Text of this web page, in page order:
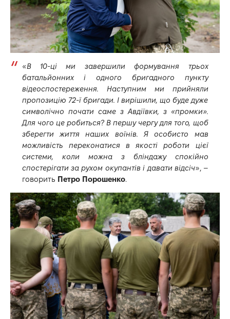
«В 10-ці ми завершили формування трьох
батальйонних і одного бригадного пункту
відеоспостереження. Наступним ми прийняли
пропозицію 72-ї бригади. І вирішили, що буде дуже
символічно почати саме з Авдіївки, з «промки».
Для чого це робиться? В першу чергу для того, щоб
зберегти життя наших воїнів. Я особисто мав
можливість переконатися в якості роботи цієї
системи, коли можна з бліндажу спокійно
спостерігати за рухом окупантів і давати відсіч», –
говорить Петро Порошенко.